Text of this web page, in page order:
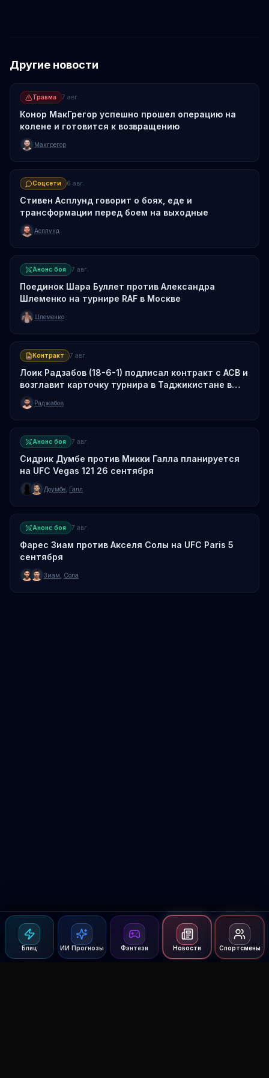
Блиц ИИ Прогнозы Фэнтези Новости Спортсмены
Другие новости
Травма 7 авг.
Конор МакГрегор успешно прошел операцию на
колене и готовится к возвращению
Макгрегор
Соцсети 6 авг.
Стивен Асплунд говорит о боях, еде и
трансформации перед боем на выходные
Асплунд
Анонс боя 7 авг.
Поединок Шара Буллет против Александра
Шлеменко на турнире RAF в Москве
Шлеменко
Контракт 7 авг.
Лоик Радзабов (18-6-1) подписал контракт с ACB и
возглавит карточку турнира в Таджикистане в
октябре
Раджабов
Анонс боя 7 авг.
Сидрик Думбе против Микки Галла планируется
на UFC Vegas 121 26 сентября
Доумбе Галл
Анонс боя 7 авг.
Фарес Зиам против Акселя Солы на UFC Paris 5
сентября
Зиам Сола